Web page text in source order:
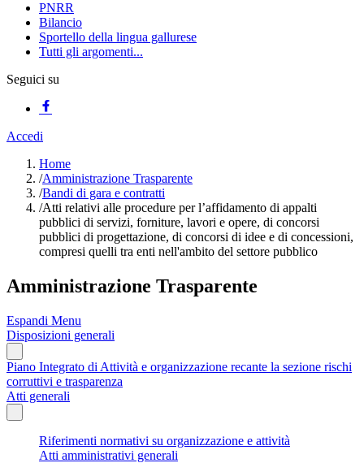
PNRR
Bilancio
Sportello della lingua gallurese
Tutti gli argomenti...
Seguici su
Accedi
Home
/Amministrazione Trasparente
/Bandi di gara e contratti
/Atti relativi alle procedure per l’affidamento di appalti
pubblici di servizi, forniture, lavori e opere, di concorsi
pubblici di progettazione, di concorsi di idee e di concessioni,
compresi quelli tra enti nell'ambito del settore pubblico
Amministrazione Trasparente
Espandi Menu
Disposizioni generali
Piano Integrato di Attività e organizzazione recante la sezione rischi
corruttivi e trasparenza
Atti generali
Riferimenti normativi su organizzazione e attività
Atti amministrativi generali